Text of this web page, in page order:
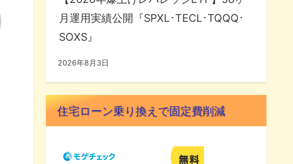
月運用実績公開『SPXL･TECL･TQQQ･
SOXS』
2026年8月3日
住宅ローン乗り換えで固定費削減